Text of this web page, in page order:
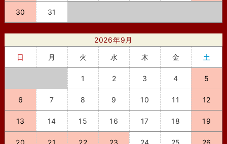
30 31
2026年9月
日
月 火 水 木 金 土
1 2 3 4 5
6 7 8 9 10 11 12
13 14 15 16 17 18 19
20 21 22 23 24 25 26